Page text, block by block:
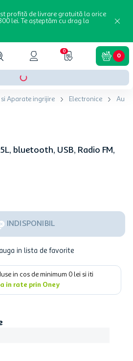
profită de livrare gratuită la orice
lei. Te așteptăm cu drag la
0
0
Aparate ingrijire Electronice
bluetooth, USB, Radio FM,
INDISPONIBIL
in lista de favorite
in cos de minimum 0 lei si iti
in rate prin Oney